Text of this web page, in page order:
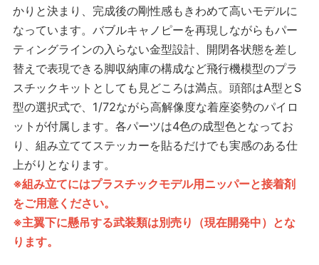
かりと決まり、完成後の剛性感もきわめて高いモデルに
なっています。バブルキャノピーを再現しながらもパー
ティングラインの入らない金型設計、開閉各状態を差し
替えで表現できる脚収納庫の構成など飛行機模型のプラ
スチックキットとしても見どころは満点。頭部はA型とS
型の選択式で、1/72ながら高解像度な着座姿勢のパイロ
ットが付属します。各パーツは4色の成型色となってお
り、組み立ててステッカーを貼るだけでも実感のある仕
上がりとなります。
※組み立てにはプラスチックモデル用ニッパーと接着剤
をご用意ください。
※主翼下に懸吊する武装類は別売り（現在開発中）とな
ります。